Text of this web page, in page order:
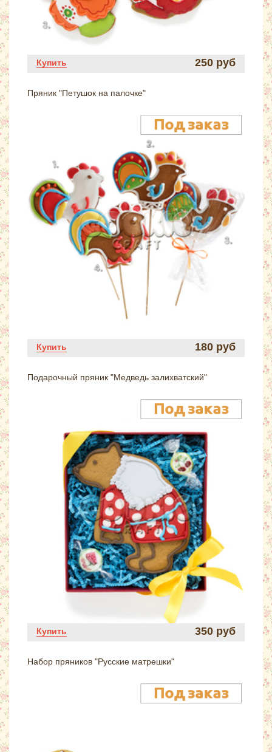
Купить 250 руб
Пряник "Петушок на палочке"
Купить 180 руб
Подарочный пряник "Медведь залихватский"
Купить 350 руб
Набор пряников "Русские матрешки"